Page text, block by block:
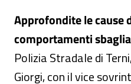
Approfondite le cause
comportamenti
Polizia Stradale di
Giorgi, con il vice